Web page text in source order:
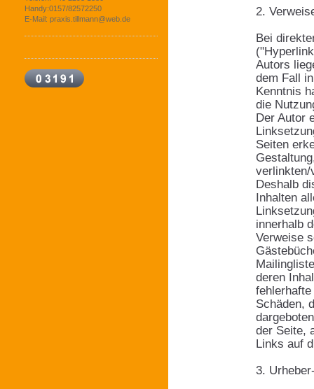
2.
Bei
Autors
dem Fall
Kenntnis
die
Der Autor
Seiten
verlinkten/
Deshalb
Inhalten
innerhalb
Verweise
deren
Schäden,
der Seite,
Links auf
3.
Handy:0157/82572250
E-Mail: praxis.tillmann@web.de